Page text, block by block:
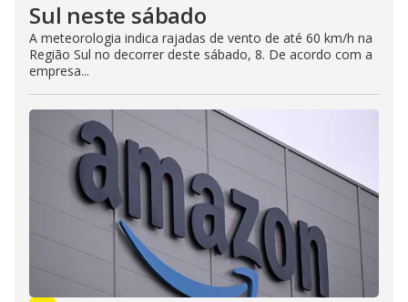
Sul neste sábado
A meteorologia indica rajadas de vento de até 60 km/h na
Região Sul no decorrer deste sábado, 8. De acordo com a
empresa...